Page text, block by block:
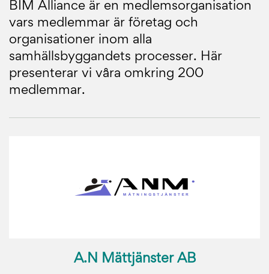
BIM Alliance är en medlemsorganisation
vars medlemmar är företag och
organisationer inom alla
samhällsbyggandets processer. Här
presenterar vi våra omkring 200
medlemmar.
A.N Mättjänster AB